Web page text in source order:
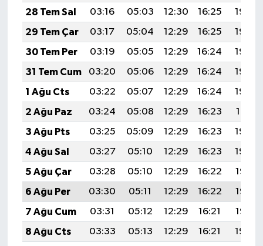
28 Tem Sal
03:16 05:03 12:30 16:25
19:46
29 Tem Çar
03:17 05:04 12:29 16:25
19:45
30 Tem Per
03:19 05:05 12:29 16:24
19:44
31 Tem Cum
03:20 05:06 12:29 16:24
19:43
1 Ağu Cts
03:22 05:07 12:29 16:24
19:42
2 Ağu Paz
03:24 05:08 12:29 16:23
19:41
3 Ağu Pts
03:25 05:09 12:29 16:23
19:40
4 Ağu Sal
03:27 05:10 12:29 16:23
19:39
5 Ağu Çar
03:28 05:10 12:29 16:22
19:38
6 Ağu Per
03:30 05:11 12:29 16:22
19:36
7 Ağu Cum
03:31 05:12 12:29 16:21
19:35
8 Ağu Cts
03:33 05:13 12:29 16:21
19:34